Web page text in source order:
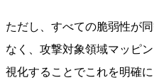
ただし、すべての脆弱性が
なく、攻撃対象領域マッピ
視化することでこれを明確